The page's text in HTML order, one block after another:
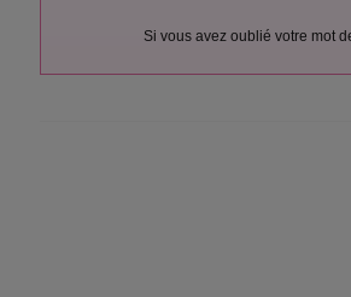
Si vous avez oublié votre mot